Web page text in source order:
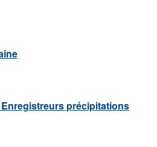
précipitations